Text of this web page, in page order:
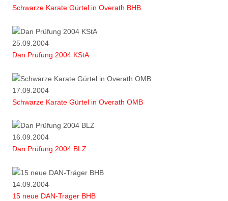
Schwarze Karate Gürtel in Overath BHB
25.09.2004
Dan Prüfung 2004 KStA
17.09.2004
Schwarze Karate Gürtel in Overath OMB
16.09.2004
Dan Prüfung 2004 BLZ
14.09.2004
15 neue DAN-Träger BHB